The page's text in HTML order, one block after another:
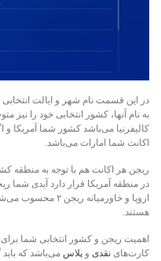
در این قسمت نام شهر و ایالت
به نام آنها، کشور انتخابی خود را نیز
کالیفرنیا می‌باشد کشور شما آمریکا
اکانت شما امارات می‌باشد.
ریجن هر اکانت هم با توجه به منطقه
در منطقه آمریکا قرار دارد آیدی
اروپا و
هستند.
اهمیت ریجن و کشور انتخابی شما
کارت‌های نقدی و پلاس می‌باشد که باید